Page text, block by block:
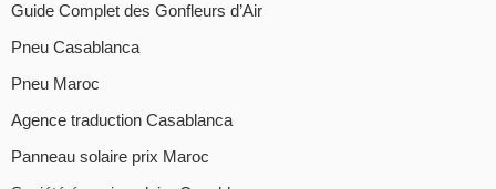
Guide Complet des Gonfleurs d’Air
Pneu Casablanca
Pneu Maroc
Agence traduction Casablanca
Panneau solaire prix Maroc